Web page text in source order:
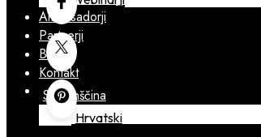
Ambasadorji
Partnerji
Blog
Kontakt
Slovenščina
Hrvatski